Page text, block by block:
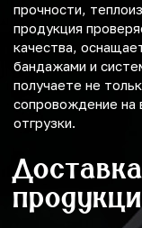
прочности,
продукция
качества,
бандажами и
получаете не
сопровождение на
отгрузки.